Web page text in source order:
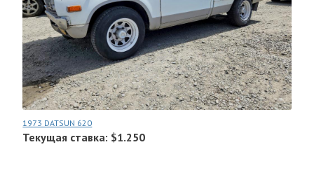
1973 DATSUN 620
Текущая ставка: $1.250